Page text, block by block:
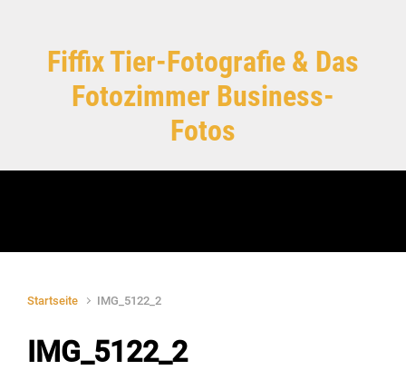
Fiffix Tier-Fotografie & Das
Fotozimmer Business-
Fotos
Startseite IMG_5122_2
IMG_5122_2